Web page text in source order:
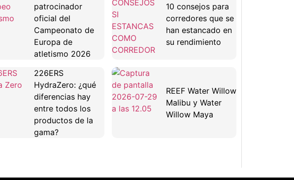
patrocinador
oficial del
Campeonato de
Europa de
atletismo 2026
10 consejos para
corredores que se
han estancado en
su rendimiento
226ERS
HydraZero: ¿qué
diferencias hay
entre todos los
productos de la
gama?
REEF Water Willow
Malibu y Water
Willow Maya